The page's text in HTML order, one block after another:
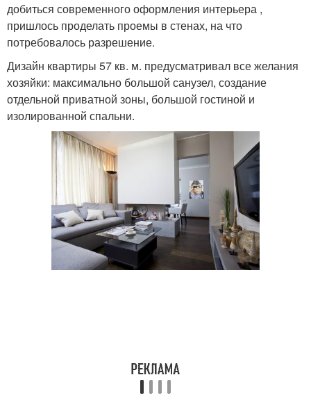
добиться современного оформления интерьера ,
пришлось проделать проемы в стенах, на что
потребовалось разрешение.
Дизайн квартиры 57 кв. м. предусматривал все желания
хозяйки: максимально большой санузел, создание
отдельной приватной зоны, большой гостиной и
изолированной спальни.